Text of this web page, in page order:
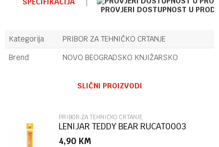
PROVJERI DOSTUPNOST U
Kategorija
PRIBOR ZA TEHNIČKO CRTANJE
Brend
NOVO BEOGRADSKO KNJIŽARSKO
Poruka
SLIČNI PROIZVODI
PRIBOR ZA TEHNIČKO CRTANJE
LENIJAR TEDDY BEAR RUCAT0003
4,90 KM